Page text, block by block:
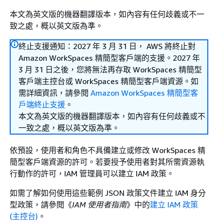
本文為英文版的機器翻譯版本，如內容有任何歧義或不一
致之處，概以英文版為準。
終止支援通知：2027 年 3 月 31 日， AWS 將終止對
Amazon WorkSpaces 精簡型客戶端的支援。2027 年
3 月 31 日之後，您將無法再存取 WorkSpaces 精簡型
客戶端主控台或 WorkSpaces 精簡型客戶端資源。如
需詳細資訊，請參閱 Amazon WorkSpaces 精簡型客
戶端終止支援 。
本文為英文版的機器翻譯版本，如內容有任何歧義或不
一致之處，概以英文版為準。
依預設，使用者和角色不具備建立或修改 WorkSpaces 精
簡型客戶端資源的許可。若要授予使用者對其所需資源執
行動作的許可，IAM 管理員可以建立 IAM 政策。
如需了解如何使用這些範例 JSON 政策文件建立 IAM 身分
型政策，請參閱《IAM 使用者指南》中的建立 IAM 政策
(主控台) 。